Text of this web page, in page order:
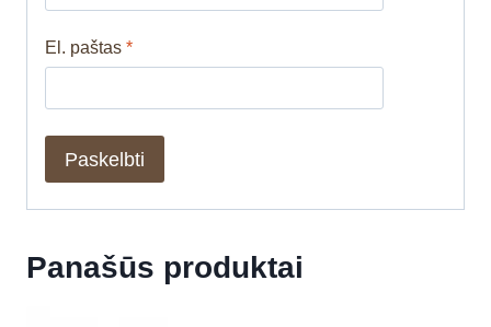
El. paštas *
Panašūs produktai